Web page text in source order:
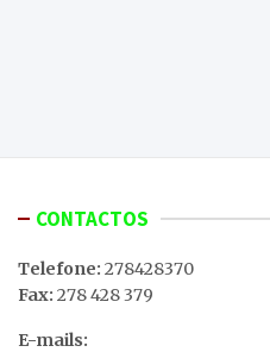
CONTACTOS
Telefone: 278428370
Fax: 278 428 379
E-mails: